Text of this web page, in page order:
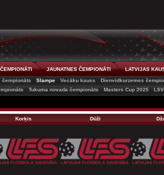
ČEMPIONĀTI JAUNATNES ČEMPIONĀTI LATVIJAS
čempionāts Slampe Vecāku kauss Dienvidkurzemes
Tukuma novada čempionāts Masters Cup 2025
Korķis Dūži